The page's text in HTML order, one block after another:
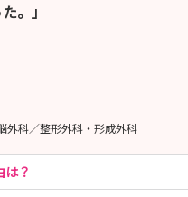
。」
外科／整形外科・形成外科
？